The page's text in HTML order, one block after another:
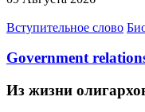
Вступительное слово
Government
Из жизни